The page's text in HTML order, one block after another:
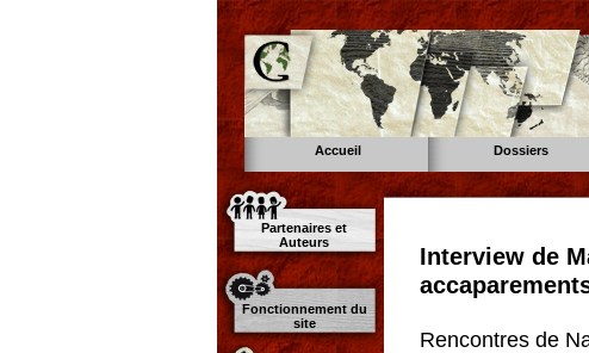
Accueil Dossiers
Partenaires et
Auteurs
Fonctionnement du
site
Interview de
Rencontres de